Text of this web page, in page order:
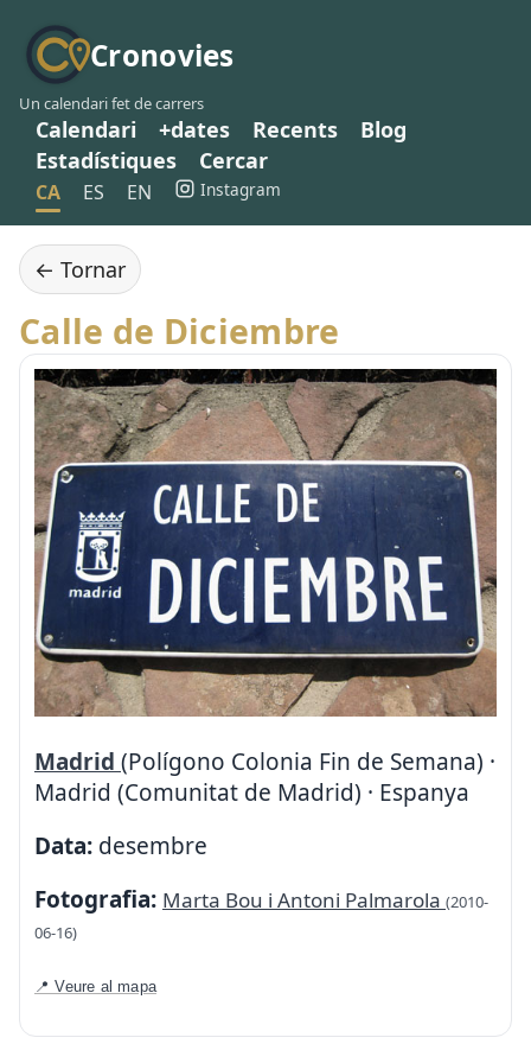
Cronovies
Un calendari fet de carrers
Calendari +dates Recents
Blog
Estadístiques
Cercar
CA ES EN Instagram
← Tornar
Calle de Diciembre
Madrid (Polígono Colonia Fin de Semana) ·
Madrid (Comunitat de Madrid) · Espanya
Data: desembre
Fotografia: Marta Bou i Antoni Palmarola (2010-
06-16)
📍 Veure al mapa